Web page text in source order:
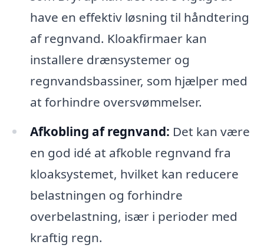
have en effektiv løsning til håndtering
af regnvand. Kloakfirmaer kan
installere drænsystemer og
regnvandsbassiner, som hjælper med
at forhindre oversvømmelser.
Afkobling af regnvand: Det kan være
en god idé at afkoble regnvand fra
kloaksystemet, hvilket kan reducere
belastningen og forhindre
overbelastning, især i perioder med
kraftig regn.